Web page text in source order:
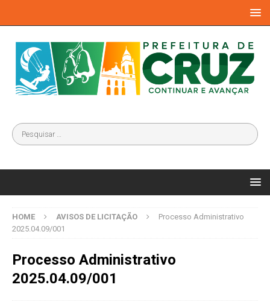
HOME AVISOS DE LICITAÇÃO
Processo Administrativo
2025.04.09/001
Processo Administrativo
2025.04.09/001